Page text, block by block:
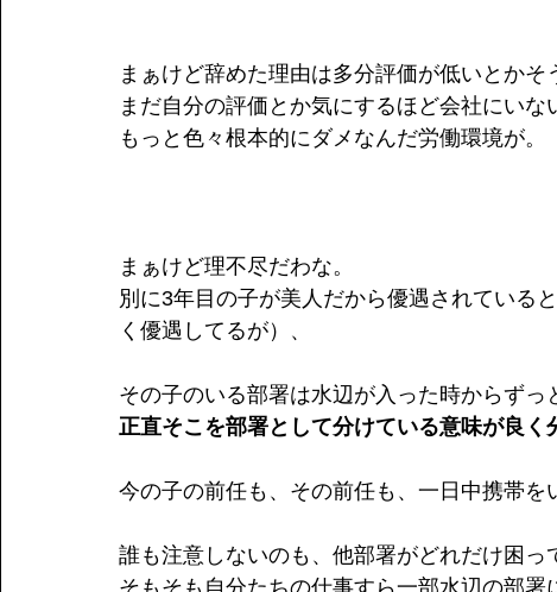
まぁけど辞めた理由は多分評価が低いとかそ
まだ自分の評価とか気にするほど会社にいな
もっと色々根本的にダメなんだ労働環境が。
まぁけど理不尽だわな。
別に3年目の子が美人だから優遇されている
く優遇してるが）、
その子のいる部署は水辺が入った時からずっ
正直そこを部署として分けている意味が良く
今の子の前任も、その前任も、一日中携帯を
誰も注意しないのも、他部署がどれだけ困っ
そもそも自分たちの仕事すら一部水辺の部